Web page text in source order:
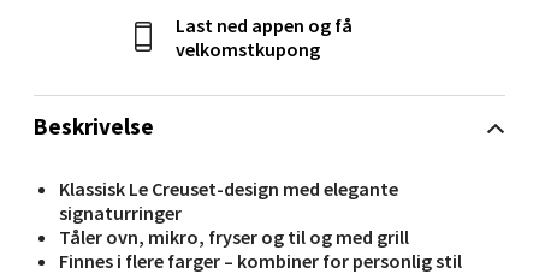
Beskrivelse
Klassisk Le Creuset-design med elegante
signaturringer
Tåler ovn, mikro, fryser og til og med grill
Finnes i flere farger – kombiner for personlig stil
Last ned appen og få
velkomstkupong
Thon Senter Orkanger, Orkdalsveien 113, 7300
Orkanger
Åpent i dag 09-20